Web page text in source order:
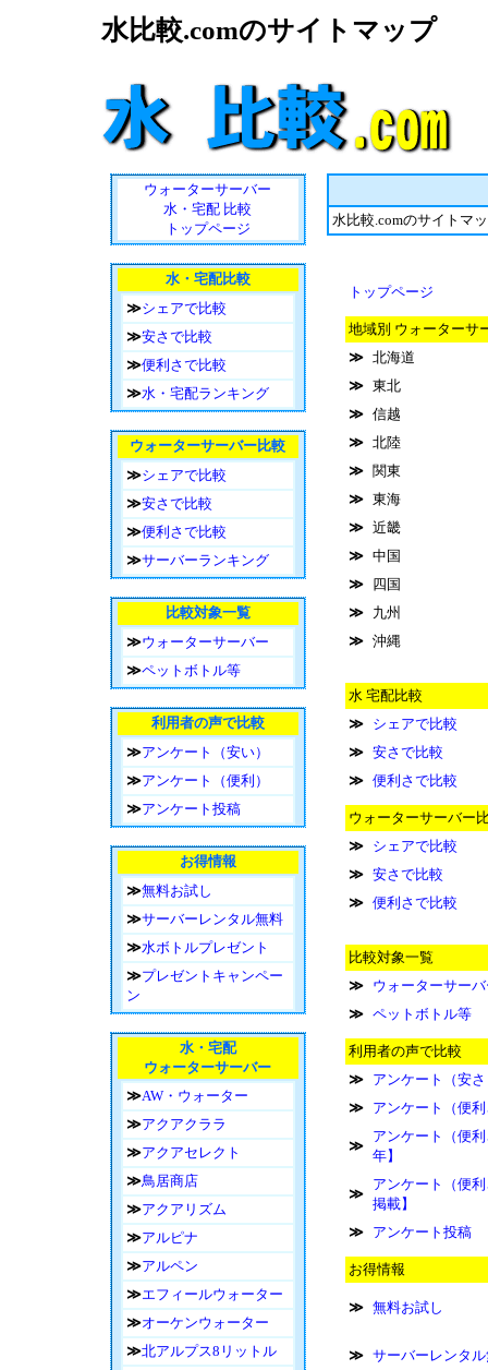
水比較.comのサイトマップ
ウォーターサーバー
水・宅配 比較
トップページ
水・宅配比較
≫シェアで比較
≫安さで比較
≫便利さで比較
≫水・宅配ランキング
ウォーターサーバー比較
≫シェアで比較
≫安さで比較
≫便利さで比較
≫サーバーランキング
比較対象一覧
≫ウォーターサーバー
≫ペットボトル等
利用者の声で比較
≫アンケート（安い）
≫アンケート（便利）
≫アンケート投稿
お得情報
≫無料お試し
≫サーバーレンタル無料
≫水ボトルプレゼント
≫プレゼントキャンペー
ン
水・宅配
ウォーターサーバー
≫AW・ウォーター
≫アクアクララ
≫アクアセレクト
≫鳥居商店
≫アクアリズム
≫アルピナ
≫アルペン
≫エフィールウォーター
≫オーケンウォーター
≫北アルプス8リットル
水比較.comのサイトマ
トップページ
地域別 ウォーターサ
≫ 北海道
≫ 東北
≫ 信越
≫ 北陸
≫
関東
≫ 東海
≫ 近畿
≫ 中国
≫
四国
≫
九州
≫ 沖縄
水 宅配比較
≫
シェアで比較
≫ 安さで比較
≫ 便利さで比較
ウォーターサーバー
≫
シェアで比較
≫ 安さで比較
≫ 便利さで比較
比較対象一覧
≫
ウォーターサーバ
≫ ペットボトル等
利用者の声で比較
≫
アンケート（安さ
≫
アンケート（便
≫
アンケート（便
年】
≫
アンケート（便
掲載】
≫
アンケート投稿
お得情報
≫ 無料お試し
≫ サーバーレンタ